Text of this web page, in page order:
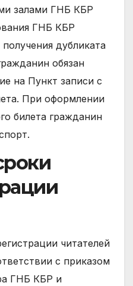
залами ГНБ КБР
ГНБ КБР
дубликата
обязан
на Пункт записи с
При оформлении
билета гражданин
читателей
с приказом
ГНБ КБР и